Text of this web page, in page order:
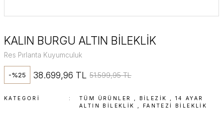
KALIN BURGU ALTIN BİLEKLİK
Res Pırlanta Kuyumculuk
-%25 38.699,96 TL 51.599,95 TL
KATEGORI TÜM ÜRÜNLER BİLEZİK
14 AYAR
ALTIN BILEKLIK
FANTEZI BILEKLIK